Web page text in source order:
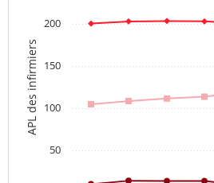
APL des infirmiers
50
100
150
200